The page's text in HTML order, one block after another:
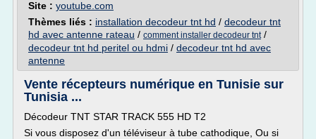
Site : youtube.com
Thèmes liés : installation decodeur tnt hd / decodeur tnt
hd avec antenne rateau / comment installer decodeur tnt/
decodeur tnt hd peritel ou hdmi / decodeur tnt hd avec
antenne
Vente récepteurs numérique en Tunisie sur
Tunisia ...
Décodeur TNT STAR TRACK 555 HD T2
Si vous disposez d'un téléviseur à tube cathodique, Ou si